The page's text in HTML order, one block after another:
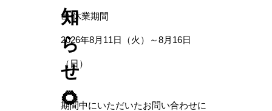
知
ら
せ
🌻
📅 休業期間
2026年8月11日（火）～8月16日
（日）
期間中にいただいたお問い合わせに